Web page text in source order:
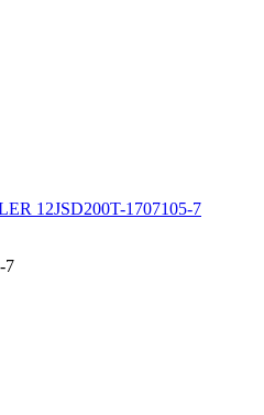
12JSD200T-1707105-7
7